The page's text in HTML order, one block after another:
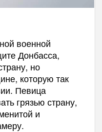
военной
Донбасса,
но
которую так
Певица
грязью страну,
и